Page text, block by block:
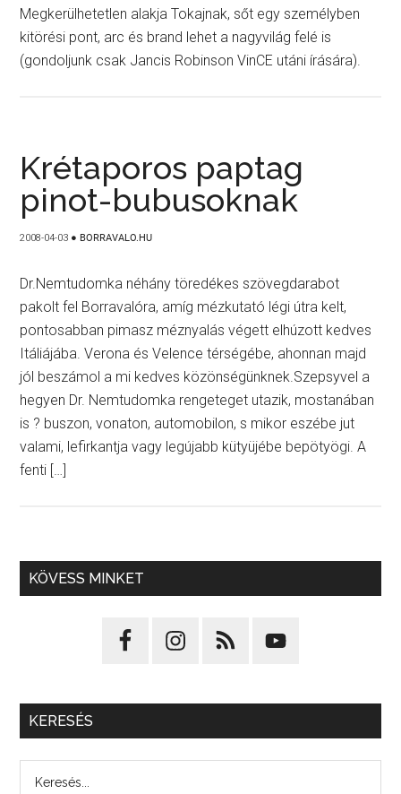
Megkerülhetetlen alakja Tokajnak, sőt egy személyben
kitörési pont, arc és brand lehet a nagyvilág felé is
(gondoljunk csak Jancis Robinson VinCE utáni írására).
Krétaporos paptag
pinot-bubusoknak
2008-04-03 ● BORRAVALO.HU
Dr.Nemtudomka néhány töredékes szövegdarabot
pakolt fel Borravalóra, amíg mézkutató légi útra kelt,
pontosabban pimasz méznyalás végett elhúzott kedves
Itáliájába. Verona és Velence térségébe, ahonnan majd
jól beszámol a mi kedves közönségünknek.Szepsyvel a
hegyen Dr. Nemtudomka rengeteget utazik, mostanában
is ? buszon, vonaton, automobilon, s mikor eszébe jut
valami, lefirkantja vagy legújabb kütyüjébe bepötyögi. A
fenti […]
KÖVESS MINKET
KERESÉS